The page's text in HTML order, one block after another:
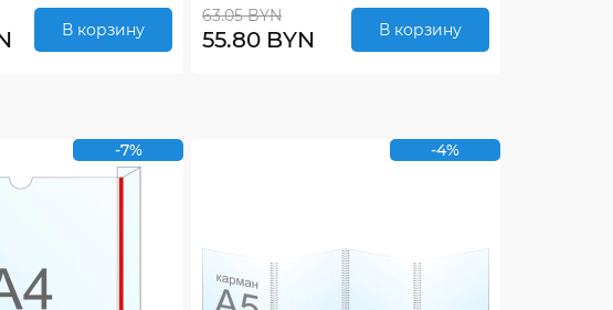
В корзину
63.05 BYN
55.80 BYN В корзину
-7% -4%